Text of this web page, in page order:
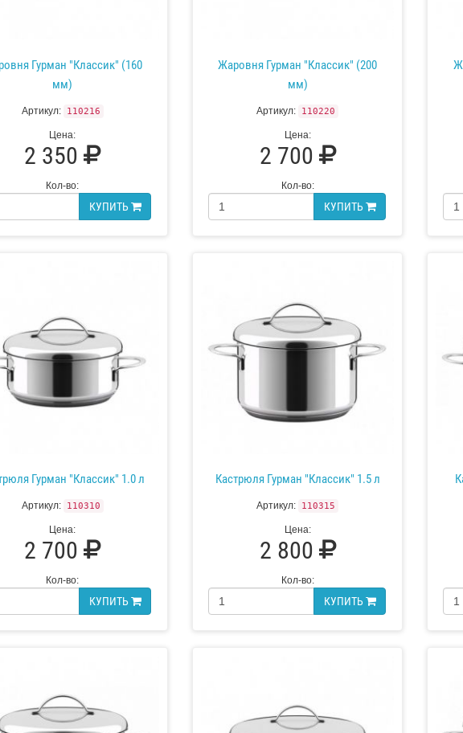
Гурман "Классик" (160
мм)
Артикул: 110216
Цена:
2 350
Кол-во:
КУПИТЬ
Жаровня Гурман "Классик" (200
мм)
Артикул: 110220
Цена:
2 700
Кол-во:
КУПИТЬ
Гурман "Классик" 1.0 л
Артикул: 110310
Цена:
2 700
Кол-во:
КУПИТЬ
Кастрюля Гурман "Классик" 1.5 л
Артикул: 110315
Цена:
2 800
Кол-во:
КУПИТЬ